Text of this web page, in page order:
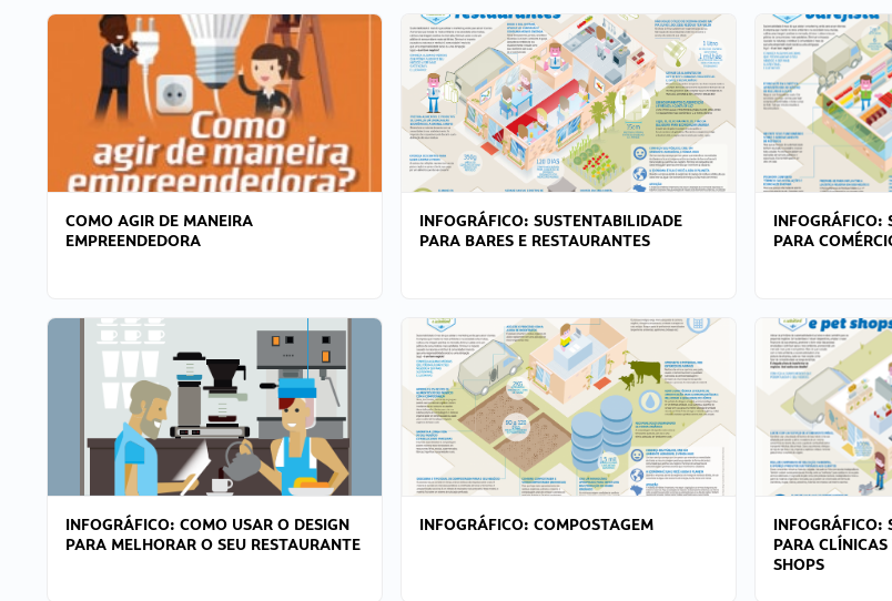
COMO AGIR DE MANEIRA
EMPREENDEDORA
INFOGRÁFICO: SUSTENTABILIDADE
PARA BARES E RESTAURANTES
INFOGRÁFICO:
PARA
INFOGRÁFICO: COMO USAR O DESIGN
PARA MELHORAR O SEU RESTAURANTE
INFOGRÁFICO: COMPOSTAGEM
INFOGRÁFICO:
PARA
SHOPS